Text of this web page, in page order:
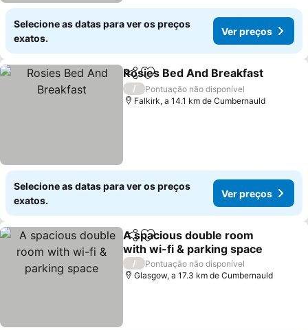
Selecione as datas para ver os preços
exatos.
Ver preços
PartilharAdicionar aos favoritos
Rosies Bed And Breakfast
/
Pontuação não disponível
Falkirk, a 14.1 km de Cumbernauld
Selecione as datas para ver os preços
exatos.
Ver preços
PartilharAdicionar aos favoritos
A spacious double room
with wi-fi & parking space
Ver preços
/
Pontuação não disponível
Glasgow, a 17.3 km de Cumbernauld